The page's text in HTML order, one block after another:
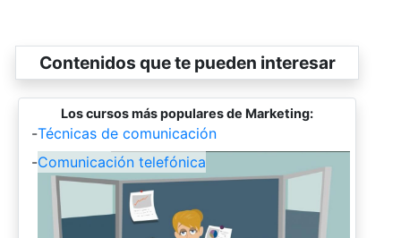
Contenidos que te pueden interesar
Los cursos más populares de Marketing:
-Técnicas de comunicación
-Comunicación telefónica